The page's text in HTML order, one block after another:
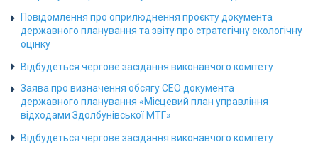
Повідомлення про оприлюднення проєкту документа
державного планування та звіту про стратегічну екологічну
оцінку
Відбудеться чергове засідання виконавчого комітету
Заява про визначення обсягу СЕО документа
державного планування «Місцевий план управління
відходами Здолбунівської МТГ»
Відбудеться чергове засідання виконавчого комітету